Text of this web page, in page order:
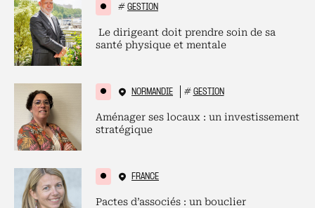
# GESTION
Le dirigeant doit prendre soin de sa
santé physique et mentale
NORMANDIE # GESTION
Aménager ses locaux : un investissement
stratégique
FRANCE
Pactes d’associés : un bouclier